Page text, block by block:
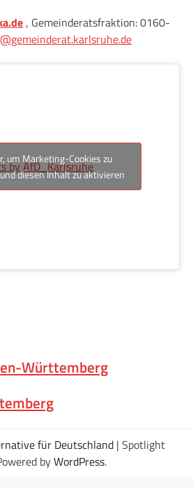
, Gemeinderatsfraktion: 0160-
by AfD_Karlsruhe
um Marketing-Cookies zu
diesen Inhalt zu aktivieren
Württemberg
für Deutschland | Spotlight
byWordPress.